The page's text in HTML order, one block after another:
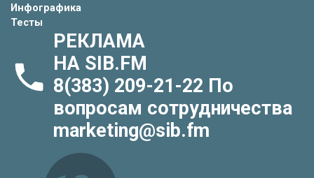
Инфографика
Тесты
РЕКЛАМА
НА SIB.FM
8(383) 209-21-22 По
вопросам сотрудничества
marketing@sib.fm